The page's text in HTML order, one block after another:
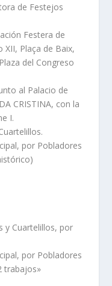
de Festejos
Festera de
XII, Plaça de Baix,
del Congreso
al Palacio de
CRISTINA, con la
I.
por Pobladores
y Cuartelillos, por
por Pobladores
trabajos»